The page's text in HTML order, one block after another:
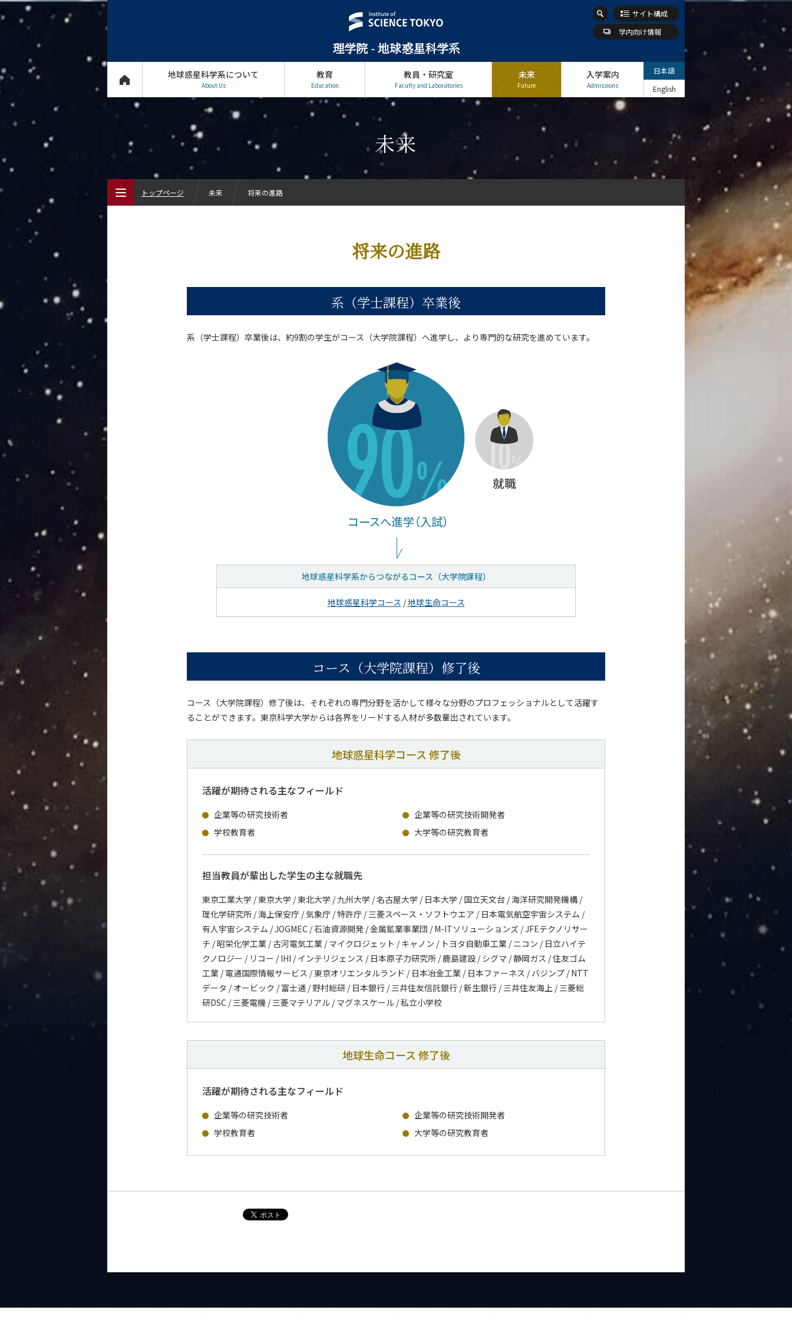
理学院 - 地球惑星科学系
サイト構成
学内向け情報
地球惑星科学系について
About Us
教育
Education
教員・研究室
Faculty and Laboratories
未来
Future
入学案内
Admissions
日本語
English
未来
将来の進路
系（学士課程）卒業後
系（学士課程）卒業後は、約9割の学生がコース（大学院課程）へ進学し、より専門的な研究を進めています。
地球惑星科学系からつながるコース（大学院課程）
地球惑星科学コース /地球生命コース
コース（大学院課程）修了後
コース（大学院課程）修了後は、それぞれの専門分野を活かして様々な分野のプロフェッショナルとして活躍す
ることができます。東京科学大学からは各界をリードする人材が多数輩出されています。
地球惑星科学コース 修了後
活躍が期待される主なフィールド
企業等の研究技術者
企業等の研究技術開発者
学校教育者
大学等の研究教育者
担当教員が輩出した学生の主な就職先
東京工業大学 / 東京大学 / 東北大学 / 九州大学 / 名古屋大学 / 日本大学 / 国立天文台 / 海洋研究開発機構 /
理化学研究所 / 海上保安庁 / 気象庁 / 特許庁 / 三菱スペース・ソフトウエア / 日本電気航空宇宙システム /
有人宇宙システム / JOGMEC / 石油資源開発 / 金属鉱業事業団 / M-ITソリューションズ / JFEテクノリサー
チ / 昭栄化学工業 / 古河電気工業 / マイクロジェット / キャノン / トヨタ自動車工業 / ニコン / 日立ハイテ
クノロジー / リコー / IHI / インテリジェンス / 日本原子力研究所 / 鹿島建設 / シグマ / 静岡ガス / 住友ゴム
工業 / 電通国際情報サービス / 東京オリエンタルランド / 日本冶金工業 / 日本ファーネス / バジンプ / NTT
データ / オービック / 富士通 / 野村総研 / 日本銀行 / 三井住友信託銀行 / 新生銀行 / 三井住友海上 / 三菱総
研DSC / 三菱電機 / 三菱マテリアル / マグネスケール / 私立小学校
地球生命コース 修了後
活躍が期待される主なフィールド
企業等の研究技術者
企業等の研究技術開発者
学校教育者
大学等の研究教育者
トップページ 未来 将来の進路